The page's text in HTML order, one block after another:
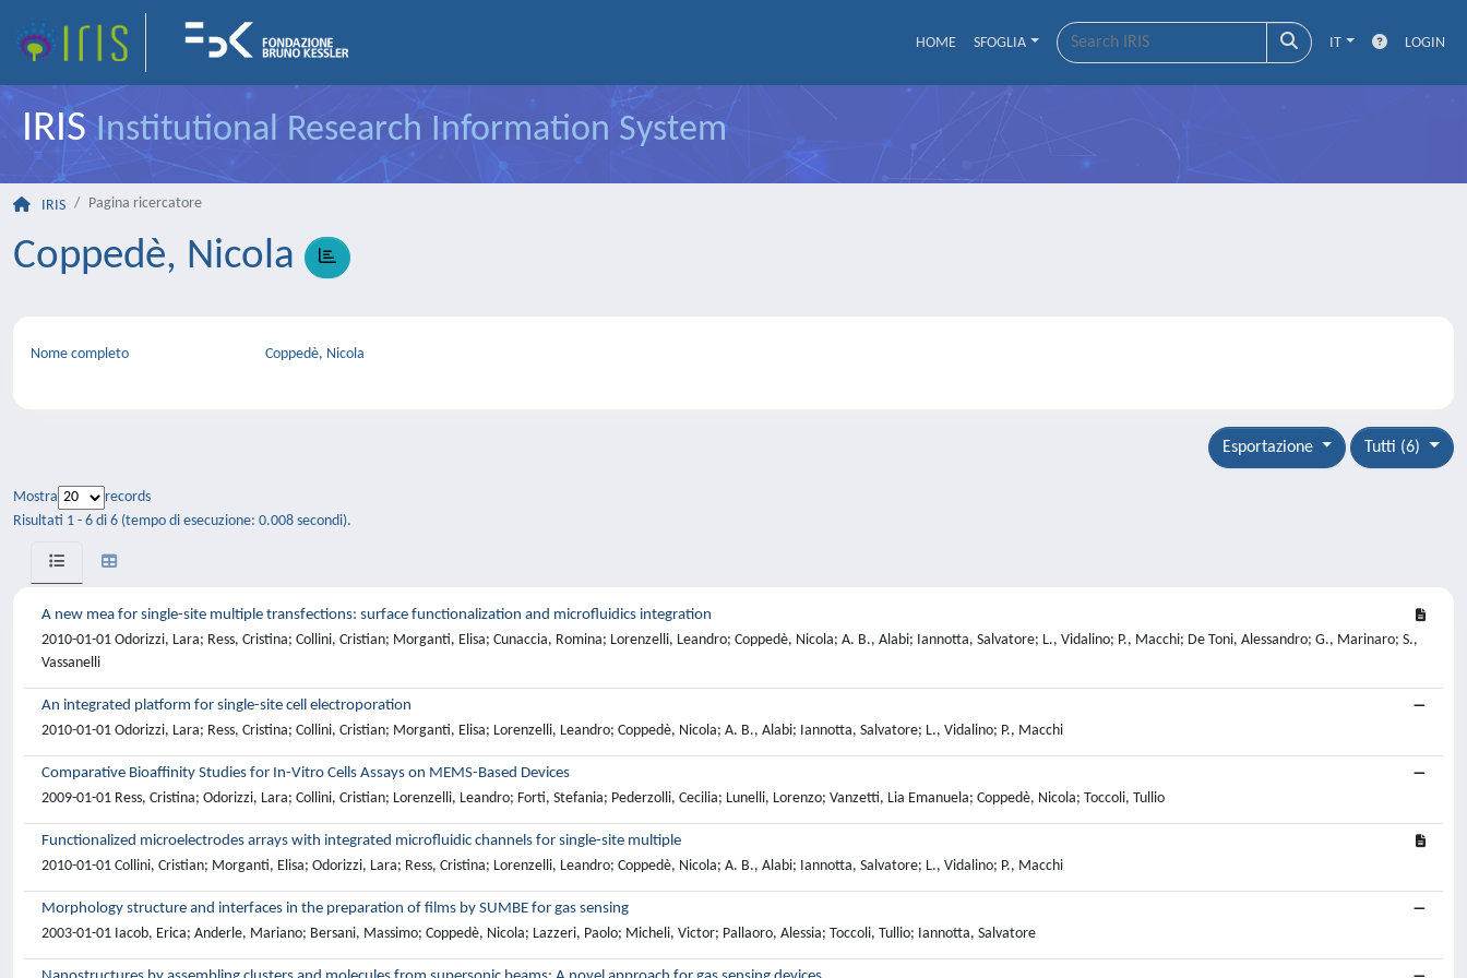
HOME SFOGLIA IT LOGIN
IRISInstitutional Research Information System
IRIS Pagina ricercatore
Coppedè, Nicola
Nome completo Coppedè, Nicola
Tutti (6)
Esportazione
Mostra
records
Risultati 1 - 6 di 6 (tempo di esecuzione: 0.008 secondi).
A new mea for single-site multiple transfections: surface functionalization and microfluidics integration
2010-01-01 Odorizzi, Lara; Ress, Cristina; Collini, Cristian; Morganti, Elisa; Cunaccia, Romina; Lorenzelli, Leandro; Coppedè, Nicola; A. B., Alabi; Iannotta, Salvatore; L., Vidalino; P., Macchi; De Toni, Alessandro; G., Marinaro; S.,
Vassanelli
An integrated platform for single-site cell electroporation
2010-01-01 Odorizzi, Lara; Ress, Cristina; Collini, Cristian; Morganti, Elisa; Lorenzelli, Leandro; Coppedè, Nicola; A. B., Alabi; Iannotta, Salvatore; L., Vidalino; P., Macchi
Comparative Bioaffinity Studies for In-Vitro Cells Assays on MEMS-Based Devices
2009-01-01 Ress, Cristina; Odorizzi, Lara; Collini, Cristian; Lorenzelli, Leandro; Forti, Stefania; Pederzolli, Cecilia; Lunelli, Lorenzo; Vanzetti, Lia Emanuela; Coppedè, Nicola; Toccoli, Tullio
Functionalized microelectrodes arrays with integrated microfluidic channels for single-site multiple
2010-01-01 Collini, Cristian; Morganti, Elisa; Odorizzi, Lara; Ress, Cristina; Lorenzelli, Leandro; Coppedè, Nicola; A. B., Alabi; Iannotta, Salvatore; L., Vidalino; P., Macchi
Morphology structure and interfaces in the preparation of films by SUMBE for gas sensing
2003-01-01 Iacob, Erica; Anderle, Mariano; Bersani, Massimo; Coppedè, Nicola; Lazzeri, Paolo; Micheli, Victor; Pallaoro, Alessia; Toccoli, Tullio; Iannotta, Salvatore